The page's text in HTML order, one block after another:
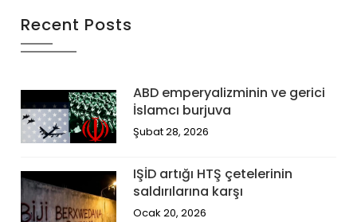
Recent Posts
ABD emperyalizminin ve gerici
İslamcı burjuva
Şubat 28, 2026
IŞİD artığı HTŞ çetelerinin
saldırılarına karşı
Ocak 20, 2026